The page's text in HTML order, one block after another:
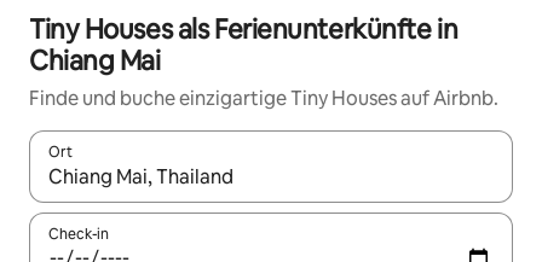
Tiny Houses als Ferienunterkünfte in
Chiang Mai
Finde und buche einzigartige Tiny Houses auf Airbnb.
Ort
Wenn Ergebnisse verfügbar sind, navigiere mit den
Check-in